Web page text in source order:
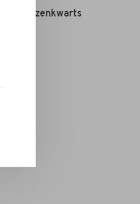
Rozenkwarts